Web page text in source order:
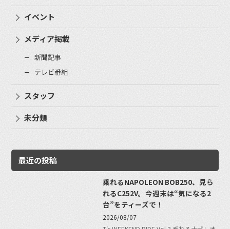
イベント
メディア掲載
新聞記事
テレビ番組
スタッフ
未分類
最近の投稿
乗れるNAPOLEON BOB250、見ら
れるC252V。今週末は“気になる2
台”をティーズで！
2026/08/07